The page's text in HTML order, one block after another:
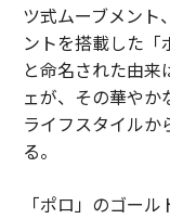
ツ式ムーブメント
ントを搭載した「
と命名された由
ェが、その華やか
ライフスタイル
る。
「ポロ」のゴー